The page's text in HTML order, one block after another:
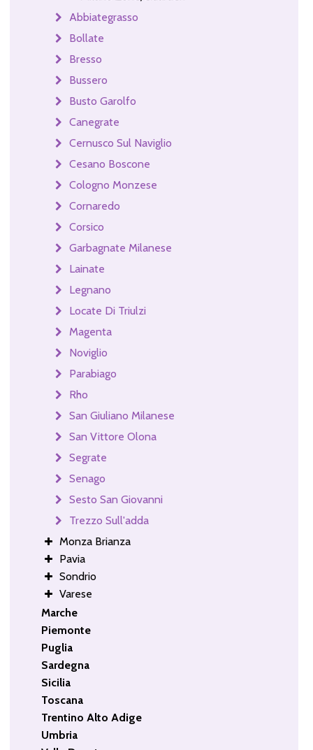
Abbiategrasso
Bollate
Bresso
Bussero
Busto Garolfo
Canegrate
Cernusco Sul Naviglio
Cesano Boscone
Cologno Monzese
Cornaredo
Corsico
Garbagnate Milanese
Lainate
Legnano
Locate Di Triulzi
Magenta
Noviglio
Parabiago
Rho
San Giuliano Milanese
San Vittore Olona
Segrate
Senago
Sesto San Giovanni
Trezzo Sull'adda
Monza Brianza
Pavia
Sondrio
Varese
Marche
Piemonte
Puglia
Sardegna
Sicilia
Toscana
Trentino Alto Adige
Umbria